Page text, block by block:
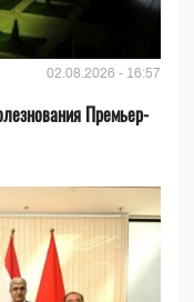
02.08.2026 - 16:57
Премьер-